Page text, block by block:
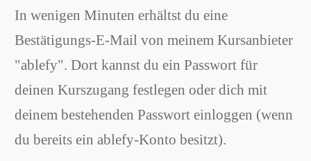
In wenigen Minuten erhältst du eine
Bestätigungs-E-Mail von meinem Kursanbieter
"ablefy". Dort kannst du ein Passwort für
deinen Kurszugang festlegen oder dich mit
deinem bestehenden Passwort einloggen (wenn
du bereits ein ablefy-Konto besitzt).